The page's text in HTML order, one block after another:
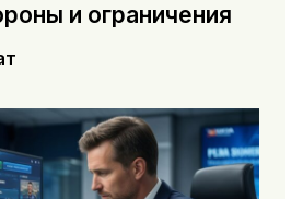
и ограничения